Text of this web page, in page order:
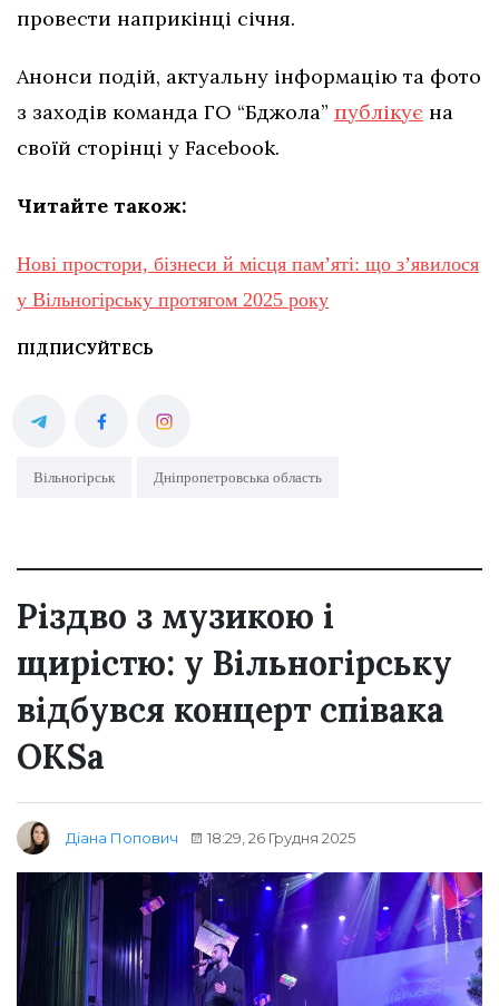
провести наприкінці січня.
Анонси подій, актуальну інформацію та фото
з заходів команда ГО “Бджола” публікує на
своїй сторінці у Facebook.
Читайте також:
Нові простори, бізнеси й місця пам’яті: що з’явилося
у Вільногірську протягом 2025 року
ПІДПИСУЙТЕСЬ
Вільногірськ Дніпропетровська область
Різдво з музикою і
щирістю: у Вільногірську
відбувся концерт співака
OKSа
Діана Попович 18:29, 26 Грудня 2025